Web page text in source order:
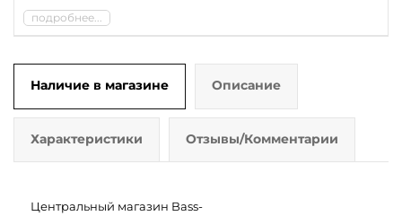
подробнее...
Наличие в магазине Описание
Характеристики Отзывы/Комментарии
Центральный магазин Bass-